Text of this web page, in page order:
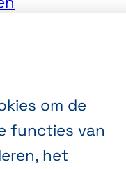
om de
functies van
het